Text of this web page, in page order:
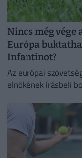
Nincs még vége
Európa
Infantinot?
Az európai
elnökének írásbeli